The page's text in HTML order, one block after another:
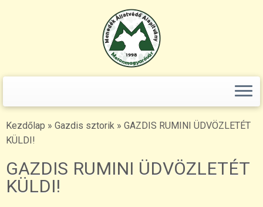
to
Kezdőlap » Gazdis sztorik » GAZDIS RUMINI ÜDVÖZLETÉT
KÜLDI!
GAZDIS RUMINI ÜDVÖZLETÉT
KÜLDI!